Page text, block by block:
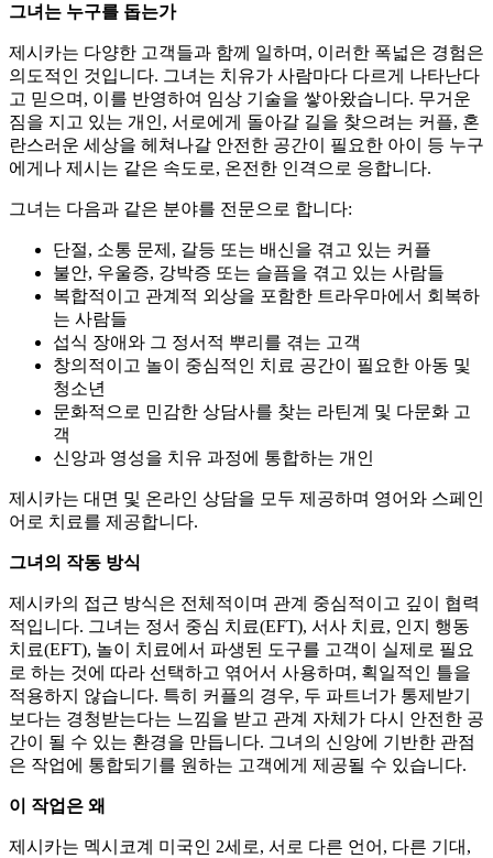
그녀는 누구를 돕는가
제시카는 다양한 고객들과 함께 일하며, 이러한 폭넓은 경험은
의도적인 것입니다. 그녀는 치유가 사람마다 다르게 나타난다
고 믿으며, 이를 반영하여 임상 기술을 쌓아왔습니다. 무거운
짐을 지고 있는 개인, 서로에게 돌아갈 길을 찾으려는 커플, 혼
란스러운 세상을 헤쳐나갈 안전한 공간이 필요한 아이 등 누구
에게나 제시는 같은 속도로, 온전한 인격으로 응합니다.
그녀는 다음과 같은 분야를 전문으로 합니다:
단절, 소통 문제, 갈등 또는 배신을 겪고 있는 커플
불안, 우울증, 강박증 또는 슬픔을 겪고 있는 사람들
복합적이고 관계적 외상을 포함한 트라우마에서 회복하
는 사람들
섭식 장애와 그 정서적 뿌리를 겪는 고객
창의적이고 놀이 중심적인 치료 공간이 필요한 아동 및
청소년
문화적으로 민감한 상담사를 찾는 라틴계 및 다문화 고
객
신앙과 영성을 치유 과정에 통합하는 개인
제시카는 대면 및 온라인 상담을 모두 제공하며 영어와 스페인
어로 치료를 제공합니다.
그녀의 작동 방식
제시카의 접근 방식은 전체적이며 관계 중심적이고 깊이 협력
적입니다. 그녀는 정서 중심 치료(EFT), 서사 치료, 인지 행동
치료(EFT), 놀이 치료에서 파생된 도구를 고객이 실제로 필요
로 하는 것에 따라 선택하고 엮어서 사용하며, 획일적인 틀을
적용하지 않습니다. 특히 커플의 경우, 두 파트너가 통제받기
보다는 경청받는다는 느낌을 받고 관계 자체가 다시 안전한 공
간이 될 수 있는 환경을 만듭니다. 그녀의 신앙에 기반한 관점
은 작업에 통합되기를 원하는 고객에게 제공될 수 있습니다.
이 작업은 왜
제시카는 멕시코계 미국인 2세로, 서로 다른 언어, 다른 기대,